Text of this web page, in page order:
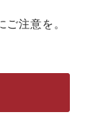
注意を。